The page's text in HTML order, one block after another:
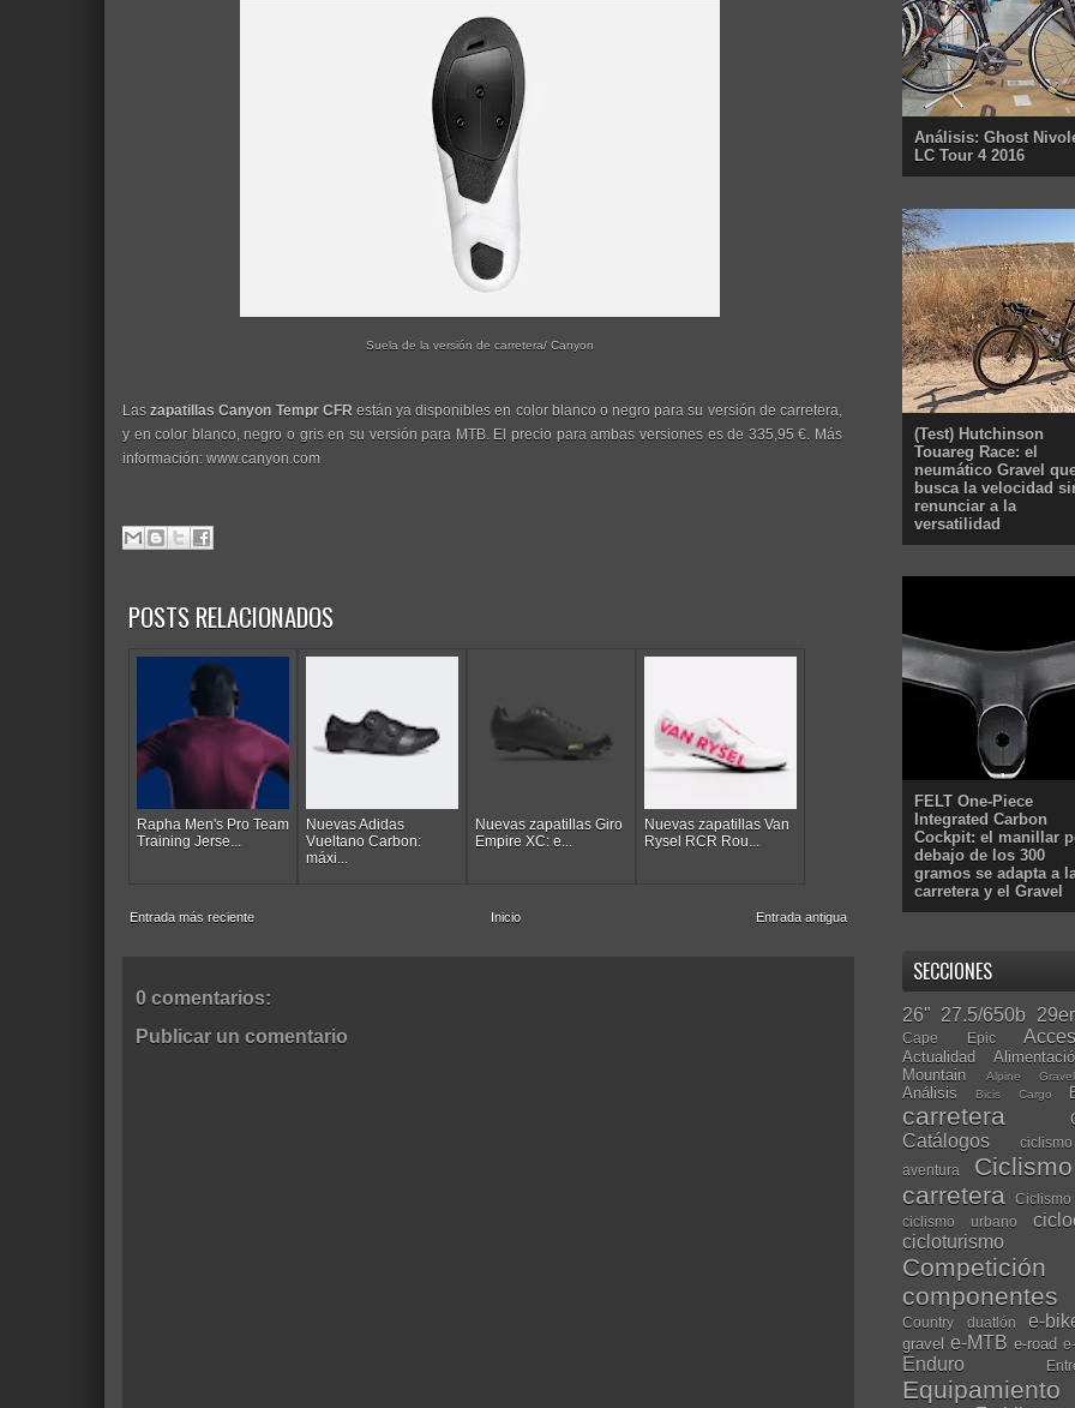
Suela de la versión de carretera/ Canyon
Laszapatillas Canyon Tempr CFR están ya disponibles en color blanco o negro para su versión de carretera,
y en color blanco, negro o gris en su versión para MTB. El precio para ambas versiones es de 335,95 €. Más
información: www.canyon.com
POSTS RELACIONADOS
Rapha Men's Pro Team
Training Jerse...
Nuevas Adidas
Vueltano Carbon:
máxi...
Nuevas zapatillas Giro
Empire XC: e...
Nuevas zapatillas Van
Rysel RCR Rou...
Entrada más reciente Entrada antigua
Inicio
0 comentarios:
Publicar un comentario
Análisis: Ghost
LC Tour 4 2016
(Test) Hutchinson
Touareg Race: el
neumático Gravel
busca la velocidad
renunciar a la
versatilidad
FELT One-Piece
Integrated Carbon
Cockpit: el manillar
debajo de los 300
gramos se adapta a
carretera y el Gravel
SECCIONES
26" 27.5/650b 29er
Cape Epic
Actualidad
Mountain
Alpine
Análisis Bicis Cargo
carretera
Catálogos
aventura
carretera
Ciclismo
ciclismo urbano
cicloturismo
Competición
componentes
Country duatlón e-
gravel e-MTB e-road
Enduro
Equipamiento